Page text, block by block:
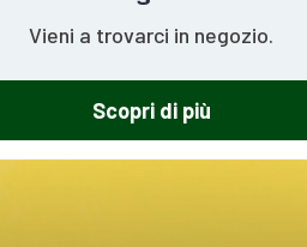
Vieni a trovarci in negozio.
Scopri di più